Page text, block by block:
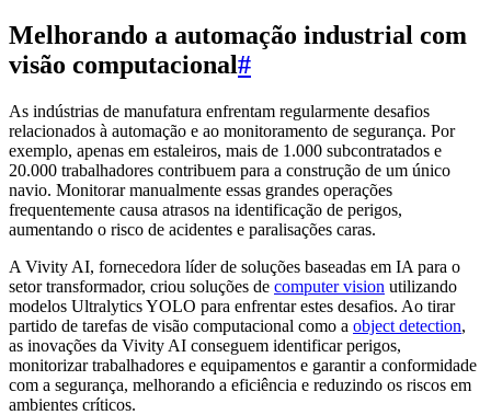
Melhorando a automação industrial com
visão computacional#
As indústrias de manufatura enfrentam regularmente desafios
relacionados à automação e ao monitoramento de segurança. Por
exemplo, apenas em estaleiros, mais de 1.000 subcontratados e
20.000 trabalhadores contribuem para a construção de um único
navio. Monitorar manualmente essas grandes operações
frequentemente causa atrasos na identificação de perigos,
aumentando o risco de acidentes e paralisações caras.
A Vivity AI, fornecedora líder de soluções baseadas em IA para o
setor transformador, criou soluções de computer vision utilizando
modelos Ultralytics YOLO para enfrentar estes desafios. Ao tirar
partido de tarefas de visão computacional como a object detection,
as inovações da Vivity AI conseguem identificar perigos,
monitorizar trabalhadores e equipamentos e garantir a conformidade
com a segurança, melhorando a eficiência e reduzindo os riscos em
ambientes críticos.